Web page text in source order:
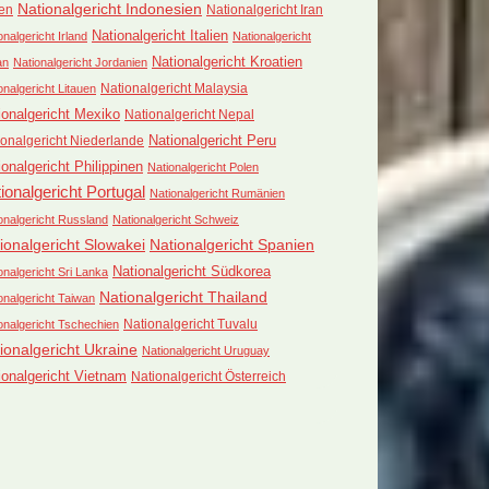
Nationalgericht Indonesien Nationalgericht Iran
Irland Nationalgericht Italien Nationalgericht
Nationalgericht Jordanien Nationalgericht Kroatien
Litauen Nationalgericht Malaysia
Mexiko Nationalgericht Nepal
Niederlande Nationalgericht Peru
Philippinen Nationalgericht Polen
Portugal Nationalgericht Rumänien
Russland Nationalgericht Schweiz
Slowakei Nationalgericht Spanien
Sri Lanka Nationalgericht Südkorea
Taiwan Nationalgericht Thailand
Tschechien Nationalgericht Tuvalu
Ukraine Nationalgericht Uruguay
Vietnam Nationalgericht Österreich